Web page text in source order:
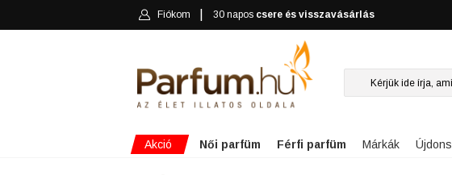
Fiókom 30 napos csere és visszavásárlás
Akció Női parfüm Férfi parfüm Márkák